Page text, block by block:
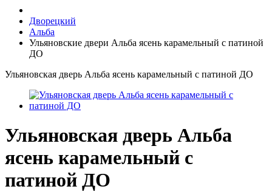
Дворецкий
Альба
Ульяновские двери Альба ясень карамельный с патиной
ДО
Ульяновская дверь Альба ясень карамельный с патиной ДО
Ульяновская дверь Альба
ясень карамельный с
патиной ДО